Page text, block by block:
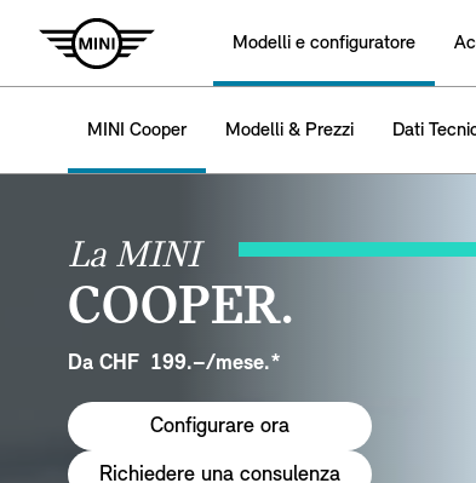
Modelli e configuratore
MINI Cooper Modelli & Prezzi Dati
La MINI
COOPER.
Da CHF 199.–/mese.*
Configurare ora
Richiedere una consulenza